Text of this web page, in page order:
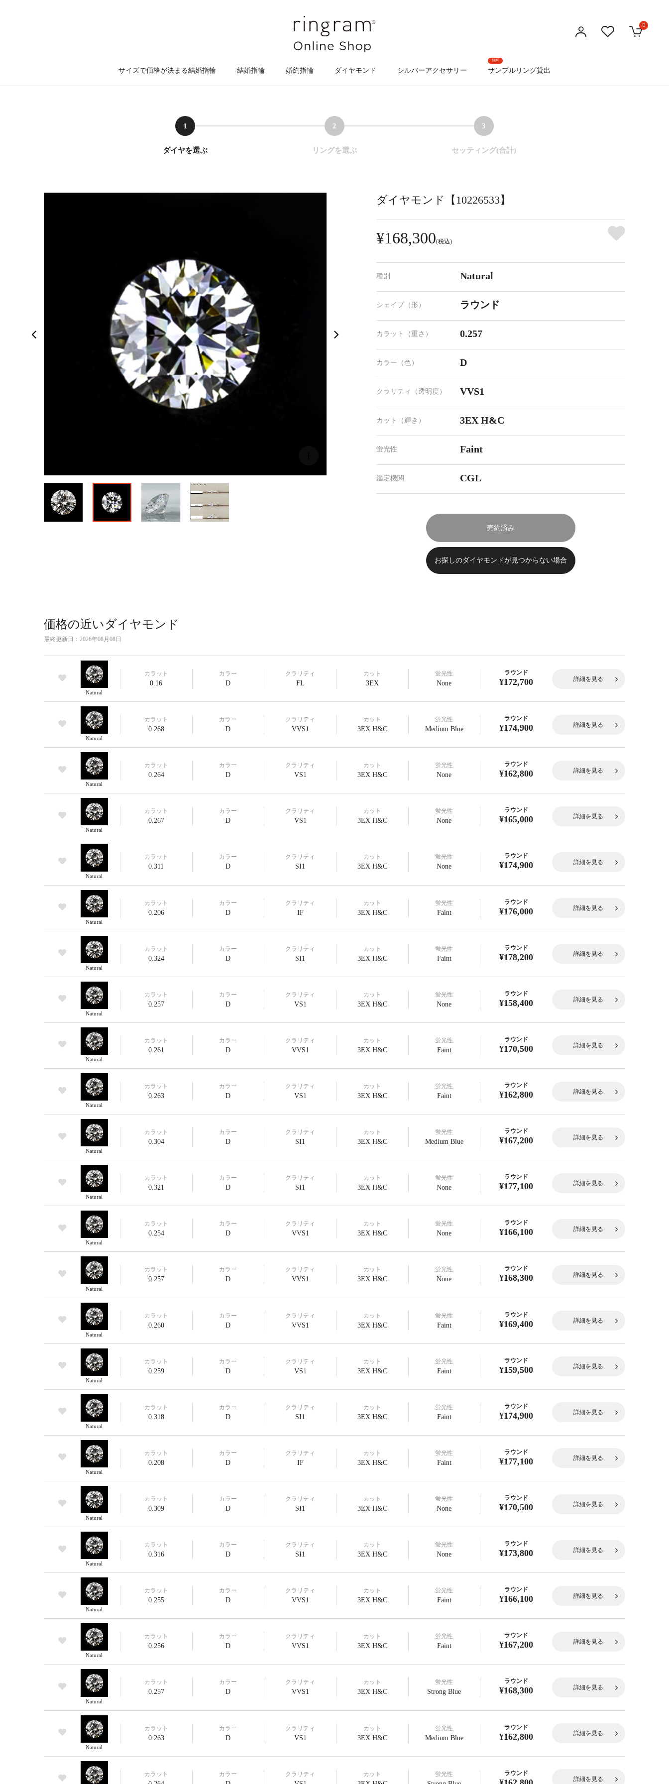
サイズで価格が決まる結婚指輪 結婚指輪 婚約指輪 ダイヤモンド シルバーアクセサリー
無料
サンプルリング貸出
0
1
ダイヤを選ぶ
2
リングを選ぶ
3
セッティング(合計)
ダイヤモンド【10226533】
¥168,300(税込)
種別 Natural
シェイプ（形） ラウンド
カラット（重さ） 0.257
カラー（色） D
クラリティ（透明度） VVS1
カット（輝き） 3EX H&C
蛍光性 Faint
鑑定機関 CGL
売約済み
お探しのダイヤモンドが見つからない場合
価格の近いダイヤモンド
最終更新日： 2026年08月08日
Natural
カラット
0.16
カラー
D
クラリティ
FL
カット
3EX
蛍光性
None
ラウンド
¥172,700 詳細を見る
Natural
カラット
0.268
カラー
D
クラリティ
VVS1
カット
3EX H&C
蛍光性
Medium Blue
ラウンド
¥174,900 詳細を見る
Natural
カラット
0.264
カラー
D
クラリティ
VS1
カット
3EX H&C
蛍光性
None
ラウンド
¥162,800 詳細を見る
Natural
カラット
0.267
カラー
D
クラリティ
VS1
カット
3EX H&C
蛍光性
None
ラウンド
¥165,000 詳細を見る
Natural
カラット
0.311
カラー
D
クラリティ
SI1
カット
3EX H&C
蛍光性
None
ラウンド
¥174,900 詳細を見る
Natural
カラット
0.206
カラー
D
クラリティ
IF
カット
3EX H&C
蛍光性
Faint
ラウンド
¥176,000 詳細を見る
Natural
カラット
0.324
カラー
D
クラリティ
SI1
カット
3EX H&C
蛍光性
Faint
ラウンド
¥178,200 詳細を見る
Natural
カラット
0.257
カラー
D
クラリティ
VS1
カット
3EX H&C
蛍光性
None
ラウンド
¥158,400 詳細を見る
Natural
カラット
0.261
カラー
D
クラリティ
VVS1
カット
3EX H&C
蛍光性
Faint
ラウンド
¥170,500 詳細を見る
Natural
カラット
0.263
カラー
D
クラリティ
VS1
カット
3EX H&C
蛍光性
Faint
ラウンド
¥162,800 詳細を見る
Natural
カラット
0.304
カラー
D
クラリティ
SI1
カット
3EX H&C
蛍光性
Medium Blue
ラウンド
¥167,200 詳細を見る
Natural
カラット
0.321
カラー
D
クラリティ
SI1
カット
3EX H&C
蛍光性
None
ラウンド
¥177,100 詳細を見る
Natural
カラット
0.254
カラー
D
クラリティ
VVS1
カット
3EX H&C
蛍光性
None
ラウンド
¥166,100 詳細を見る
Natural
カラット
0.257
カラー
D
クラリティ
VVS1
カット
3EX H&C
蛍光性
None
ラウンド
¥168,300 詳細を見る
Natural
カラット
0.260
カラー
D
クラリティ
VVS1
カット
3EX H&C
蛍光性
Faint
ラウンド
¥169,400 詳細を見る
Natural
カラット
0.259
カラー
D
クラリティ
VS1
カット
3EX H&C
蛍光性
Faint
ラウンド
¥159,500 詳細を見る
Natural
カラット
0.318
カラー
D
クラリティ
SI1
カット
3EX H&C
蛍光性
Faint
ラウンド
¥174,900 詳細を見る
Natural
カラット
0.208
カラー
D
クラリティ
IF
カット
3EX H&C
蛍光性
Faint
ラウンド
¥177,100 詳細を見る
Natural
カラット
0.309
カラー
D
クラリティ
SI1
カット
3EX H&C
蛍光性
None
ラウンド
¥170,500 詳細を見る
Natural
カラット
0.316
カラー
D
クラリティ
SI1
カット
3EX H&C
蛍光性
None
ラウンド
¥173,800 詳細を見る
Natural
カラット
0.255
カラー
D
クラリティ
VVS1
カット
3EX H&C
蛍光性
Faint
ラウンド
¥166,100 詳細を見る
Natural
カラット
0.256
カラー
D
クラリティ
VVS1
カット
3EX H&C
蛍光性
Faint
ラウンド
¥167,200 詳細を見る
Natural
カラット
0.257
カラー
D
クラリティ
VVS1
カット
3EX H&C
蛍光性
Strong Blue
ラウンド
¥168,300 詳細を見る
Natural
カラット
0.263
カラー
D
クラリティ
VS1
カット
3EX H&C
蛍光性
Medium Blue
ラウンド
¥162,800 詳細を見る
カラット カラー クラリティ カット 蛍光性 ラウンド
詳細を見る